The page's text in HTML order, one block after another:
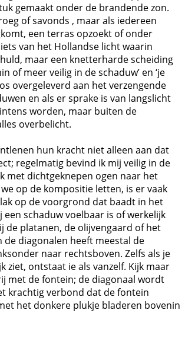
gemaakt onder de brandende zon.
of savonds , maar als iedereen
een terras opzoekt of onder
van het Hollandse licht waarin
maar een knetterharde scheiding
of meer veilig in de schaduw’ en ‘je
overgeleverd aan het verzengende
en als er sprake is van langslicht
worden, maar buiten de
overbelicht.
hun kracht niet alleen aan dat
regelmatig bevind ik mij veilig in de
met dichtgeknepen ogen naar het
op de kompositie letten, is er vaak
op de voorgrond dat baadt in het
een schaduw voelbaar is of werkelijk
de platanen, de olijvengaard of het
de diagonalen heeft meestal de
naar rechtsboven. Zelfs als je
ziet, ontstaat ie als vanzelf. Kijk maar
met de fontein; de diagonaal wordt
krachtig verbond dat de fontein
het donkere plukje bladeren bovenin